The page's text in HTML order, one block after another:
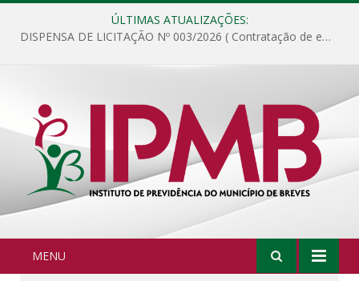
ÚLTIMAS ATUALIZAÇÕES:
DISPENSA DE LICITAÇÃO Nº 003/2026 ( Contratação de empresa para fornecimento de gêneros alimentícios não perecíveis, materiais de expediente, descartáveis, copa e cozinha, para análise e posterior publicação.)
MENU